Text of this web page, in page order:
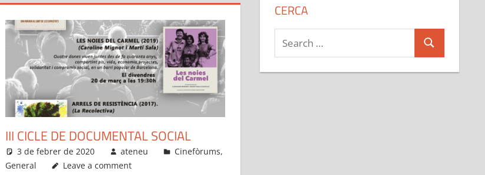
III CICLE DE DOCUMENTAL SOCIAL
3 de febrer de 2020 ateneu Cinefòrums,
General
Leave a comment
CERCA
Search
for:
Search